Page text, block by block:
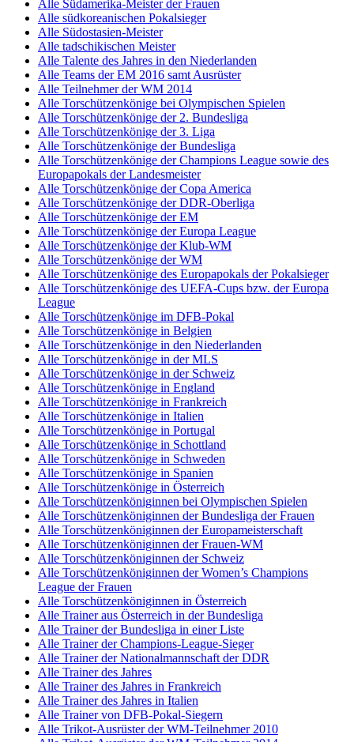
Alle Südamerika-Meister der Frauen
Alle südkoreanischen Pokalsieger
Alle Südostasien-Meister
Alle tadschikischen Meister
Alle Talente des Jahres in den Niederlanden
Alle Teams der EM 2016 samt Ausrüster
Alle Teilnehmer der WM 2014
Alle Torschützenkönige bei Olympischen Spielen
Alle Torschützenkönige der 2. Bundesliga
Alle Torschützenkönige der 3. Liga
Alle Torschützenkönige der Bundesliga
Alle Torschützenkönige der Champions League sowie des
Europapokals der Landesmeister
Alle Torschützenkönige der Copa America
Alle Torschützenkönige der DDR-Oberliga
Alle Torschützenkönige der EM
Alle Torschützenkönige der Europa League
Alle Torschützenkönige der Klub-WM
Alle Torschützenkönige der WM
Alle Torschützenkönige des Europapokals der Pokalsieger
Alle Torschützenkönige des UEFA-Cups bzw. der Europa
League
Alle Torschützenkönige im DFB-Pokal
Alle Torschützenkönige in Belgien
Alle Torschützenkönige in den Niederlanden
Alle Torschützenkönige in der MLS
Alle Torschützenkönige in der Schweiz
Alle Torschützenkönige in England
Alle Torschützenkönige in Frankreich
Alle Torschützenkönige in Italien
Alle Torschützenkönige in Portugal
Alle Torschützenkönige in Schottland
Alle Torschützenkönige in Schweden
Alle Torschützenkönige in Spanien
Alle Torschützenkönige in Österreich
Alle Torschützenköniginnen bei Olympischen Spielen
Alle Torschützenköniginnen der Bundesliga der Frauen
Alle Torschützenköniginnen der Europameisterschaft
Alle Torschützenköniginnen der Frauen-WM
Alle Torschützenköniginnen der Schweiz
Alle Torschützenköniginnen der Women’s Champions
League der Frauen
Alle Torschützenköniginnen in Österreich
Alle Trainer aus Österreich in der Bundesliga
Alle Trainer der Bundesliga in einer Liste
Alle Trainer der Champions-League-Sieger
Alle Trainer der Nationalmannschaft der DDR
Alle Trainer des Jahres
Alle Trainer des Jahres in Frankreich
Alle Trainer des Jahres in Italien
Alle Trainer von DFB-Pokal-Siegern
Alle Trikot-Ausrüster der WM-Teilnehmer 2010